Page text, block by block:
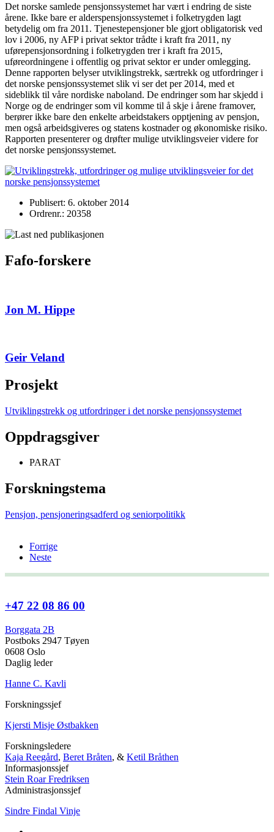
Det norske samlede pensjonssystemet har vært i endring de siste
årene. Ikke bare er alderspensjonssystemet i folketrygden lagt
betydelig om fra 2011. Tjenestepensjoner ble gjort obligatorisk ved
lov i 2006, ny AFP i privat sektor trådte i kraft fra 2011, ny
uførepensjonsordning i folketrygden trer i kraft fra 2015,
uføreordningene i offentlig og privat sektor er under omlegging.
Denne rapporten belyser utviklingstrekk, særtrekk og utfordringer i
det norske pensjonssystemet slik vi ser det per 2014, med et
sideblikk til våre nordiske naboland. De endringer som har skjedd i
Norge og de endringer som vil komme til å skje i årene framover,
berører ikke bare den enkelte arbeidstakers opptjening av pensjon,
men også arbeidsgiveres og statens kostnader og økonomiske risiko.
Rapporten presenterer og drøfter mulige utviklingsveier videre for
det norske pensjonssystemet.
Publisert: 6. oktober 2014
Ordrenr.: 20358
Fafo-forskere
Jon M. Hippe
Geir Veland
Prosjekt
Utviklingstrekk og utfordringer i det norske pensjonssystemet
Oppdragsgiver
PARAT
Forskningstema
Pensjon, pensjoneringsadferd og seniorpolitikk
Forrige
Neste
+47 22 08 86 00
Borggata 2B
Postboks 2947 Tøyen
0608 Oslo
Daglig leder
Hanne C. Kavli
Forskningssjef
Kjersti Misje Østbakken
Forskningsledere
Kaja Reegård, Beret Bråten, & Ketil Bråthen
Informasjonssjef
Stein Roar Fredriksen
Administrasjonssjef
Sindre Findal Vinje